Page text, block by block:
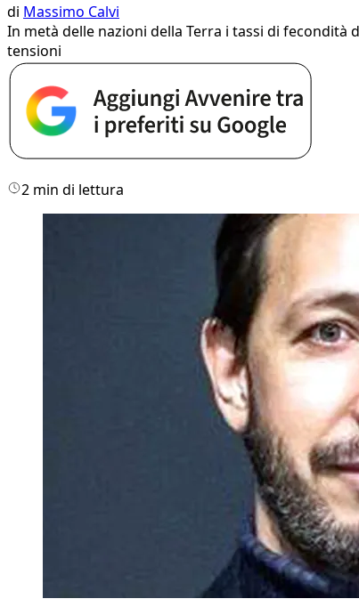
di Massimo Calvi
In metà delle nazioni della Terra i tassi di
tensioni
2 min di lettura